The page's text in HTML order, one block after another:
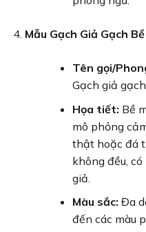
Mẫu Gạch Giả Gạch
Tên gọi/
Gạch giả
Họa tiết: Bề
mô phỏng
thật hoặc đá
không đều, có
giả.
Màu sắc: Đa
đến các màu